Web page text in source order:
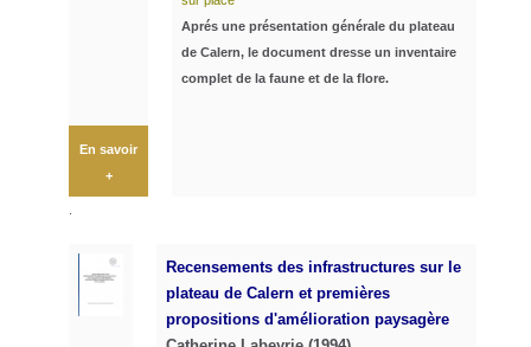
Aprés une présentation générale du plateau
de Calern, le document dresse un inventaire
complet de la faune et de la flore.
En savoir
+
Recensements des infrastructures sur le
plateau de Calern et premières
propositions d'amélioration paysagère